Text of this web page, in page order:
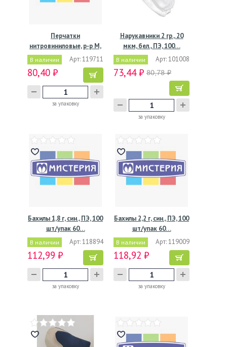
Перчатки
нитровиниловые, р-р M,
неопудрен.,…
В наличии Арт: 119711
80,40 ₽
за упаковку
Нарукавники 2 гр., 20
мкм, бел., ПЭ, 100…
В наличии Арт: 101008
73,44 ₽ 80,78 ₽
за упаковку
Бахилы 1,8 г, син., ПЭ, 100
шт/упак 60…
В наличии Арт: 118894
112,99 ₽
за упаковку
Бахилы 2,2 г, син., ПЭ, 100
шт/упак 60…
В наличии Арт: 119009
118,92 ₽
за упаковку